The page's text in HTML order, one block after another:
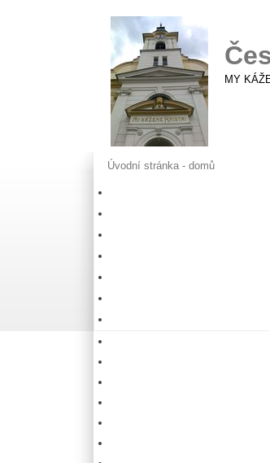
MY
Úvodní stránka - domů